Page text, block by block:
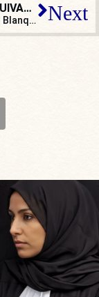
ARTICLE SUIVANT
Jean-Michel Blanquer veut « lutter contre la désinformation ». Et la réforme du lycée, on en parle ? Next